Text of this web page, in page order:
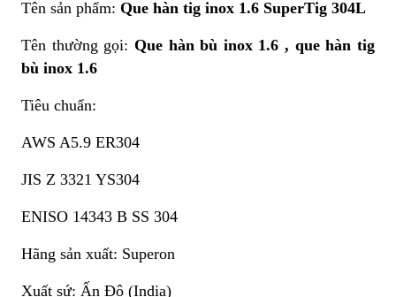
Tên sản phẩm: Que hàn tig inox 1.6 SuperTig 304L
Tên thường gọi: Que hàn bù inox 1.6 , que hàn tig
bù inox 1.6
Tiêu chuẩn:
AWS A5.9 ER304
JIS Z 3321 YS304
ENISO 14343 B SS 304
Hãng sản xuất: Superon
Xuất sứ: Ấn Độ (India)